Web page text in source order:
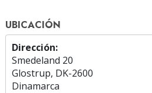
UBICACIÓN
Dirección:
Smedeland 20
Glostrup, DK-2600
Dinamarca